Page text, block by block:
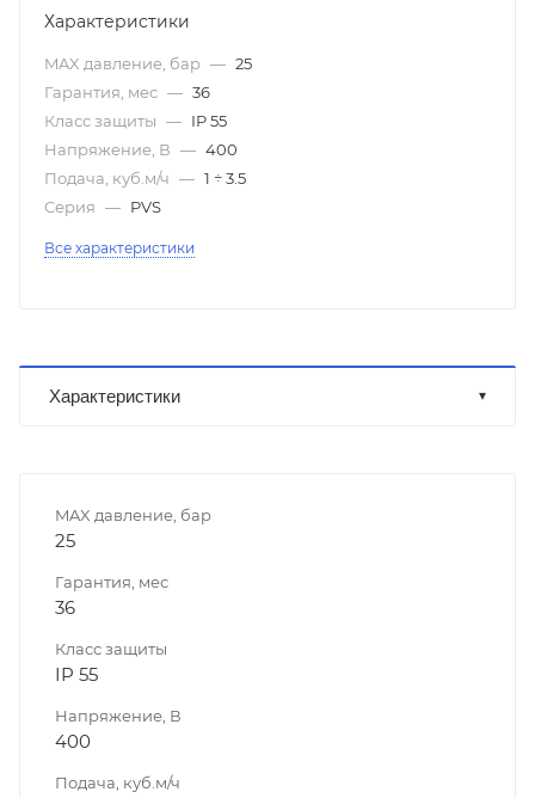
Характеристики
MAX давление, бар — 25
Гарантия, мес — 36
Класс защиты — IP 55
Напряжение, В — 400
Подача, куб.м/ч — 1 ÷ 3.5
Серия — PVS
Все характеристики
Характеристики
MAX давление, бар
25
Гарантия, мес
36
Класс защиты
IP 55
Напряжение, В
400
Подача, куб.м/ч